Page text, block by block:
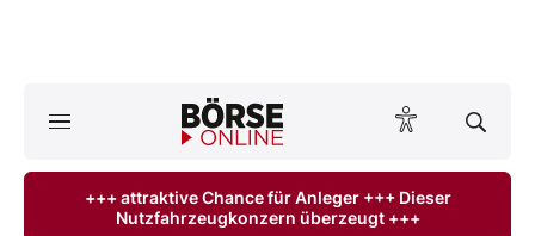
ktuelle Ausgabe BÖRSE ONLINE lesen
+++ attraktive Chance für Anleger +++ Dieser
Nutzfahrzeugkonzern überzeugt +++